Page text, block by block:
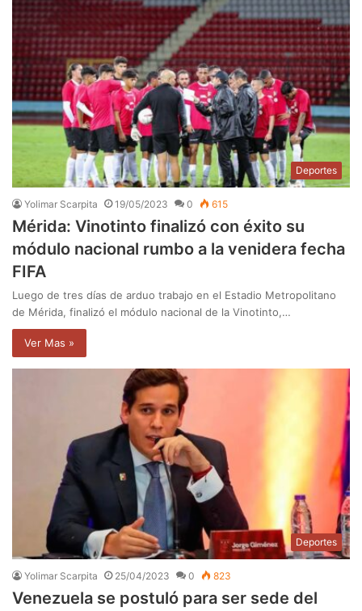
Deportes
Yolimar Scarpita 19/05/2023 0 615
Mérida: Vinotinto finalizó con éxito su
módulo nacional rumbo a la venidera fecha
FIFA
Luego de tres días de arduo trabajo en el Estadio Metropolitano
de Mérida, finalizó el módulo nacional de la Vinotinto,…
Ver Mas »
Deportes
Yolimar Scarpita 25/04/2023 0 823
Venezuela se postuló para ser sede del